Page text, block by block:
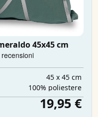
45x45 cm
45 x 45 cm
100% poliestere
19,95 €